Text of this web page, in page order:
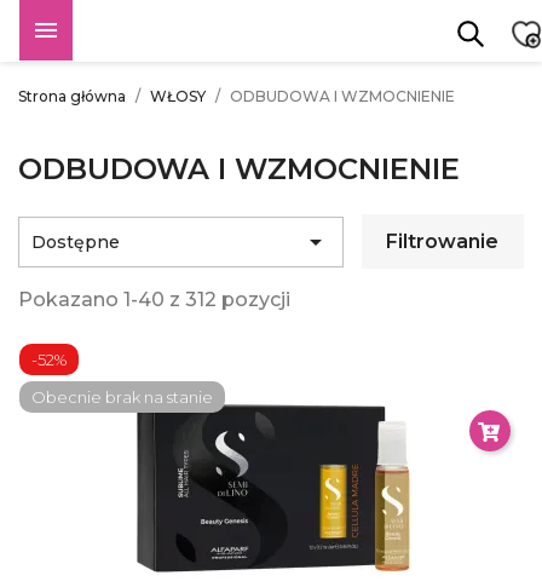

Strona główna WŁOSY ODBUDOWA I WZMOCNIENIE
ODBUDOWA I WZMOCNIENIE
Dostępne  Filtrowanie
Pokazano 1-40 z 312 pozycji
-52%
Obecnie brak na stanie